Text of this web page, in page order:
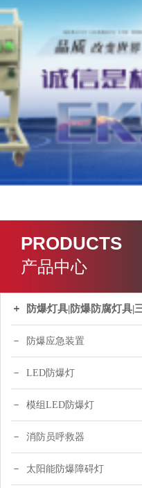
PRODUCTS
产品中心
防爆灯具|防爆防腐灯具|
防爆应急装置
LED防爆灯
模组LED防爆灯
消防员呼救器
太阳能防爆障碍灯